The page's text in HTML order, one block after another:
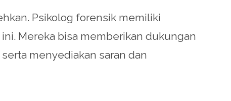
Psikolog forensik memiliki
Mereka bisa memberikan dukungan
menyediakan saran dan